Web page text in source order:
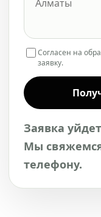
Согласен на
заявку.
Заявка
Мы
телефону.